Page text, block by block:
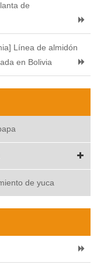
de
Línea de almidón
en Bolivia
de yuca